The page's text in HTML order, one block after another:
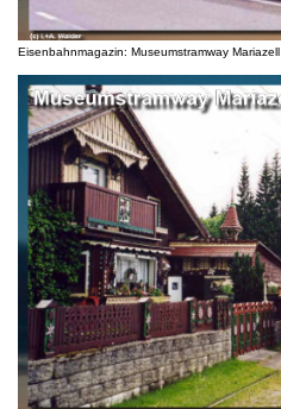
Eisenbahnmagazin: Museumstramway Mariazell